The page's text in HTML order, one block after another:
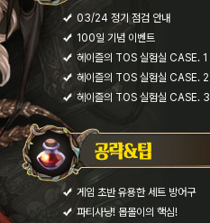
그것을 알고 싶다 Vol.2
03/24 정기 점검 안내
100일 기념 이벤트
헤이즐의 TOS 실험실 CASE. 1
헤이즐의 TOS 실험실 CASE. 2
헤이즐의 TOS 실험실 CASE. 3
게임 초반 유용한 세트 방어구
파티사냥! 몹몰이의 핵심!